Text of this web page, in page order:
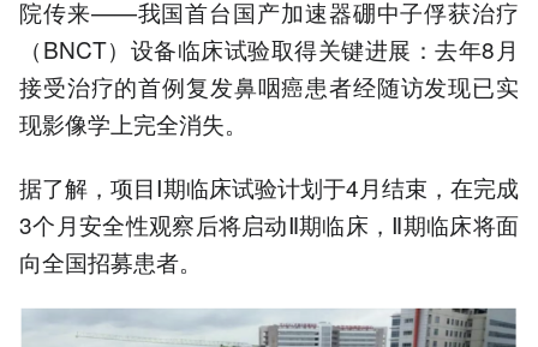
院传来——我国首台国产加速器硼中子俘获治疗
（BNCT）设备临床试验取得关键进展：去年8月
接受治疗的首例复发鼻咽癌患者经随访发现已实
现影像学上完全消失。
据了解，项目Ⅰ期临床试验计划于4月结束，在完成
3个月安全性观察后将启动Ⅱ期临床，Ⅱ期临床将面
向全国招募患者。